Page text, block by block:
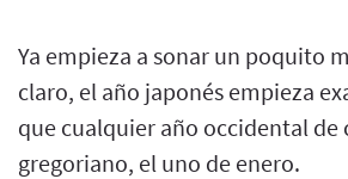
Ya empieza a sonar un poquito
claro, el año japonés empieza
que cualquier año occidental de
gregoriano, el uno de enero.